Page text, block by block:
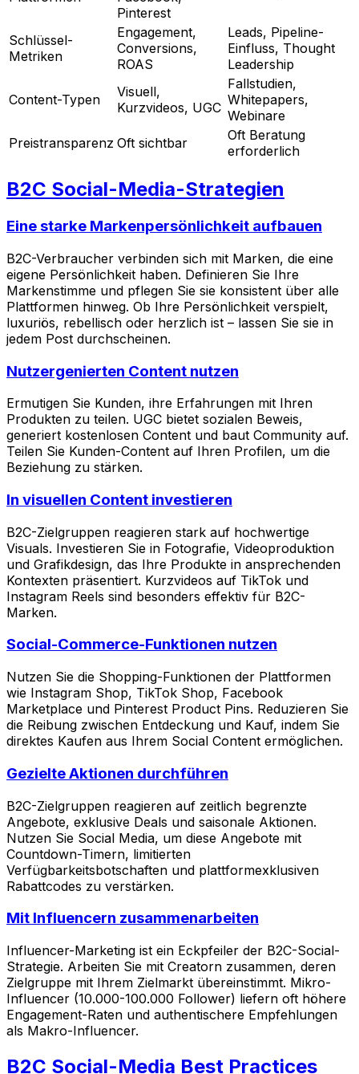
Pinterest
Schlüssel-
Metriken
Engagement,
Conversions,
ROAS
Leads, Pipeline-
Einfluss, Thought
Leadership
Content-Typen
Visuell,
Kurzvideos, UGC
Fallstudien,
Whitepapers,
Webinare
Preistransparenz Oft sichtbar
Oft Beratung
erforderlich
B2C Social-Media-Strategien
Eine starke Markenpersönlichkeit aufbauen
B2C-Verbraucher verbinden sich mit Marken, die eine
eigene Persönlichkeit haben. Definieren Sie Ihre
Markenstimme und pflegen Sie sie konsistent über alle
Plattformen hinweg. Ob Ihre Persönlichkeit verspielt,
luxuriös, rebellisch oder herzlich ist – lassen Sie sie in
jedem Post durchscheinen.
Nutzergenierten Content nutzen
Ermutigen Sie Kunden, ihre Erfahrungen mit Ihren
Produkten zu teilen. UGC bietet sozialen Beweis,
generiert kostenlosen Content und baut Community auf.
Teilen Sie Kunden-Content auf Ihren Profilen, um die
Beziehung zu stärken.
In visuellen Content investieren
B2C-Zielgruppen reagieren stark auf hochwertige
Visuals. Investieren Sie in Fotografie, Videoproduktion
und Grafikdesign, das Ihre Produkte in ansprechenden
Kontexten präsentiert. Kurzvideos auf TikTok und
Instagram Reels sind besonders effektiv für B2C-
Marken.
Social-Commerce-Funktionen nutzen
Nutzen Sie die Shopping-Funktionen der Plattformen
wie Instagram Shop, TikTok Shop, Facebook
Marketplace und Pinterest Product Pins. Reduzieren Sie
die Reibung zwischen Entdeckung und Kauf, indem Sie
direktes Kaufen aus Ihrem Social Content ermöglichen.
Gezielte Aktionen durchführen
B2C-Zielgruppen reagieren auf zeitlich begrenzte
Angebote, exklusive Deals und saisonale Aktionen.
Nutzen Sie Social Media, um diese Angebote mit
Countdown-Timern, limitierten
Verfügbarkeitsbotschaften und plattformexklusiven
Rabattcodes zu verstärken.
Mit Influencern zusammenarbeiten
Influencer-Marketing ist ein Eckpfeiler der B2C-Social-
Strategie. Arbeiten Sie mit Creatorn zusammen, deren
Zielgruppe mit Ihrem Zielmarkt übereinstimmt. Mikro-
Influencer (10.000-100.000 Follower) liefern oft höhere
Engagement-Raten und authentischere Empfehlungen
als Makro-Influencer.
B2C Social-Media Best Practices